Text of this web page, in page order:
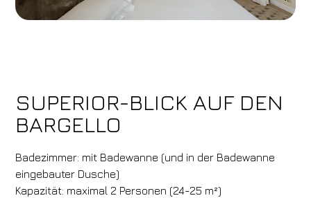
SUPERIOR-BLICK AUF DEN
BARGELLO
Badezimmer: mit Badewanne (und in der Badewanne
eingebauter Dusche)
Kapazität: maximal 2 Personen (24-25 m²)